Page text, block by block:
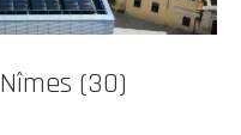
(30)